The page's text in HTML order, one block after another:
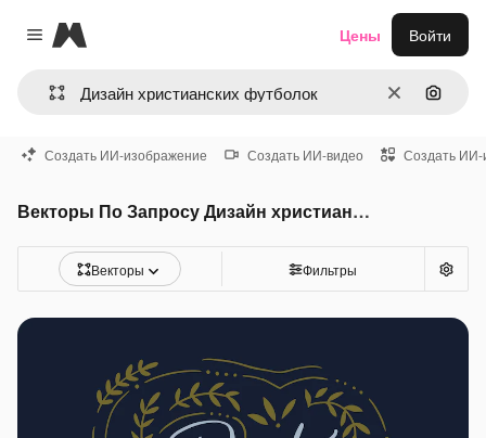
Close menu
Magnific
ОчиститьПоиск
Цены Войти
Создать ИИ-изображение Создать ИИ-видео Создать ИИ-
Векторы По Запросу Дизайн христианских футболок
Векторы Фильтры